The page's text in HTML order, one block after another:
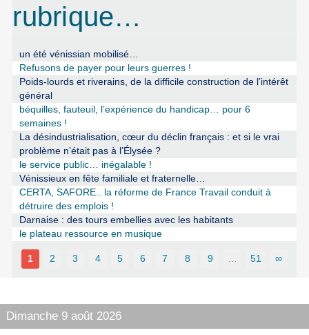
rubrique…
un été vénissian mobilisé…
Refusons de payer pour leurs guerres !
Poids-lourds et riverains, de la difficile construction de l’intérêt
général
béquilles, fauteuil, l’expérience du handicap… pour 6
semaines !
La désindustrialisation, cœur du déclin français : et si le vrai
problème n’était pas à l’Élysée ?
le service public… inégalable !
Vénissieux en fête familiale et fraternelle…
CERTA, SAFORE.. la réforme de France Travail conduit à
détruire des emplois !
Darnaise : des tours embellies avec les habitants
le plateau ressource en musique
1 2 3 4 5 6 7 8 9 … 51 ∞
Dimanche 9 août 2026